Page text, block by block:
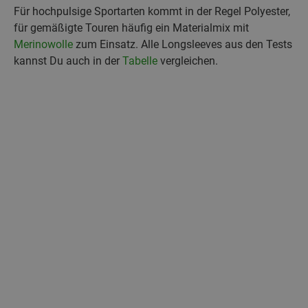
Für hochpulsige Sportarten kommt in der Regel Polyester,
für gemäßigte Touren häufig ein Materialmix mit
Merinowolle zum Einsatz. Alle Longsleeves aus den Tests
kannst Du auch in der Tabelle vergleichen.